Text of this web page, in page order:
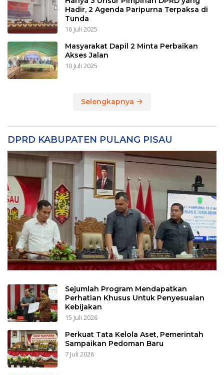
Hadir, 2 Agenda Paripurna Terpaksa di
Tunda
16 Juli 2025
Masyarakat Dapil 2 Minta Perbaikan
Akses Jalan
10 Juli 2025
Selengkapnya
DPRD KABUPATEN PULANG PISAU
Sejumlah Program Mendapatkan
Perhatian Khusus Untuk Penyesuaian
Kebijakan
15 Juli 2026
Perkuat Tata Kelola Aset, Pemerintah
Sampaikan Pedoman Baru
7 Juli 2026